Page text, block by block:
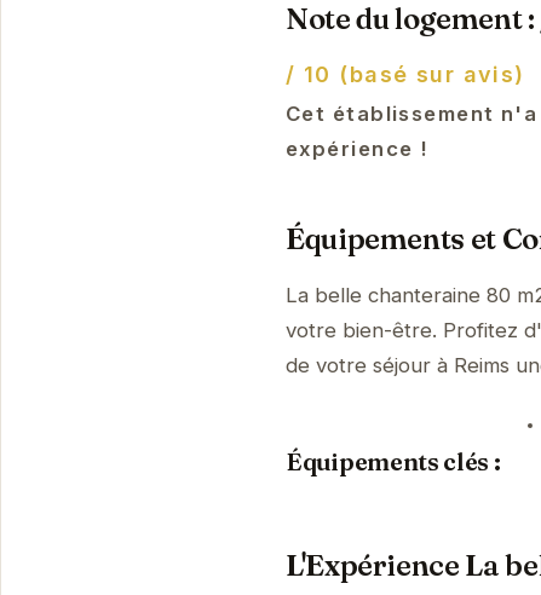
Note du logement
/ 10 (basé sur avis)
Cet établissement
expérience !
Équipements et
La belle chanteraine 80
votre bien-être. Profitez
de votre séjour à Reims
Équipements clés :
L'Expérience La